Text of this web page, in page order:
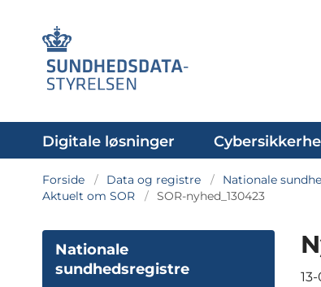
Digitale løsninger
Forside Data og registre Nationale
Aktuelt om SOR
SOR-nyhed_130423
Nationale
sundhedsregistre